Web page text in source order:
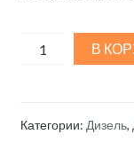
KIXX
4/SL
В
Категории: Дизель,